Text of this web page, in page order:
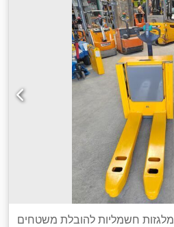
מלגזות חשמליות להובלת משטחים